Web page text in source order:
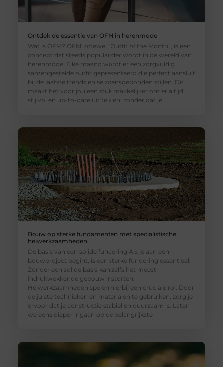
Ontdek de essentie van OFM in herenmode
Wat is OFM? OFM, oftewel “Outfit of the Month”, is een
concept dat steeds populairder wordt in de wereld van
herenmode. Elke maand wordt er een zorgvuldig
samengestelde outfit gepresenteerd die perfect aansluit
bij de laatste trends en seizoensgebonden stijlen. Dit
maakt het voor jou een stuk makkelijker om er altijd
stijlvol en up-to-date uit te zien, zonder dat je
Bouw op sterke fundamenten met specialistische
heiwerkzaamheden
De basis van een solide fundering Als je aan een
bouwproject begint, is een sterke fundering essentieel.
Zonder een solide basis kan zelfs het meest
indrukwekkende gebouw instorten.
Heiwerkzaamheden spelen hierbij een cruciale rol. Door
de juiste technieken en materialen te gebruiken, zorg je
ervoor dat je constructie stabiel en duurzaam is. Laten
we eens dieper ingaan op de belangrijkste